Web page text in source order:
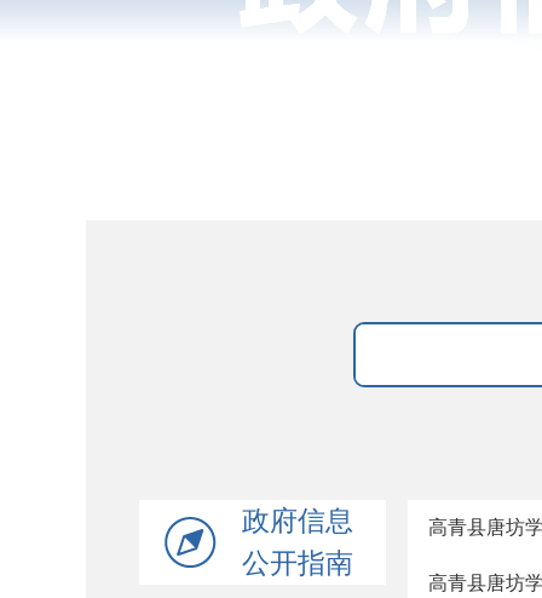
政府信息
公开指南
高青县唐坊
高青县唐坊